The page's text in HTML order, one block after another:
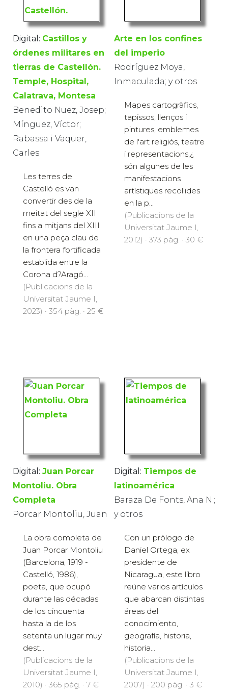
Digital: Castillos y
órdenes militares en
tierras de Castellón.
Temple, Hospital,
Calatrava, Montesa
Benedito Nuez, Josep;
Mínguez, Víctor;
Rabassa i Vaquer,
Carles
Les terres de
Castelló es van
convertir des de la
meitat del segle XII
fins a mitjans del XIII
en una peça clau de
la frontera fortificada
establida entre la
Corona d?Aragó...
(Publicacions de la
Universitat Jaume I,
2023) · 354 pàg. · 25 €
Arte en los confines
del imperio
Rodríguez Moya,
Inmaculada; y otros
Mapes cartogràfics,
tapissos, llenços i
pintures, emblemes
de l'art religiós, teatre
i representacions,¿
són algunes de les
manifestacions
artístiques recollides
en la p...
(Publicacions de la
Universitat Jaume I,
2012) · 373 pàg. · 30 €
Digital: Juan Porcar
Montoliu. Obra
Completa
Porcar Montoliu, Juan
La obra completa de
Juan Porcar Montoliu
(Barcelona, 1919 -
Castelló, 1986),
poeta, que ocupó
durante las décadas
de los cincuenta
hasta la de los
setenta un lugar muy
dest...
(Publicacions de la
Universitat Jaume I,
2010) · 365 pàg. · 7 €
Digital: Tiempos de
latinoamérica
Baraza De Fonts, Ana N.;
y otros
Con un prólogo de
Daniel Ortega, ex
presidente de
Nicaragua, este libro
reúne varios artículos
que abarcan distintas
áreas del
conocimiento,
geografía, historia,
historia...
(Publicacions de la
Universitat Jaume I,
2007) · 200 pàg. · 3 €